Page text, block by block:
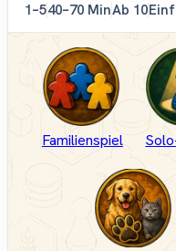
1–540–70 MinAb 10
Familienspiel